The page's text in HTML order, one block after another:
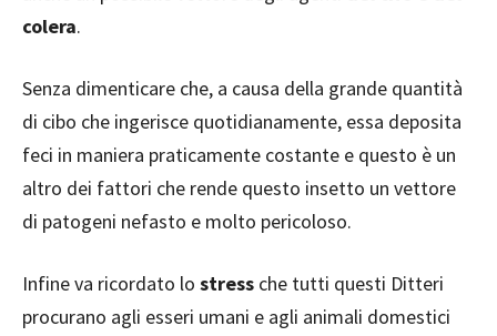
colera.
Senza dimenticare che, a causa della grande quantità
di cibo che ingerisce quotidianamente, essa deposita
feci in maniera praticamente costante e questo è un
altro dei fattori che rende questo insetto un vettore
di patogeni nefasto e molto pericoloso.
Infine va ricordato lo stress che tutti questi Ditteri
procurano agli esseri umani e agli animali domestici